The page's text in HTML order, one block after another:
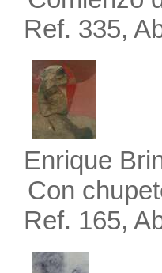
Ref. 335,
Enrique
Con
Ref. 165,